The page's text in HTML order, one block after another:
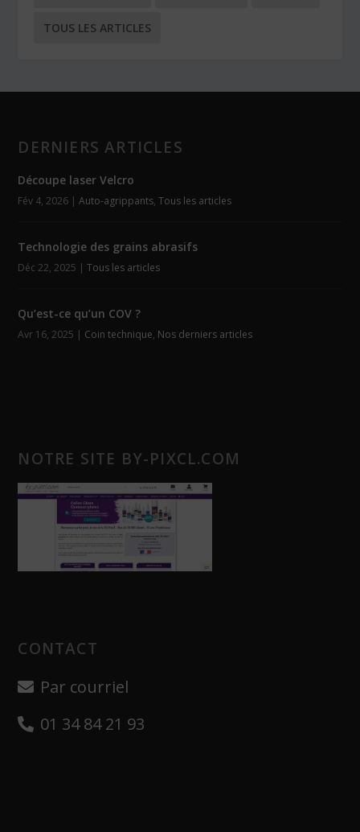
TOUS LES ARTICLES
DERNIERS ARTICLES
Découpe laser Velcro
Fév 4, 2026 |Auto-agrippants,Tous les articles
Technologie des grains abrasifs
Déc 22, 2025 |Tous les articles
Qu’est-ce qu’un COV ?
Avr 16, 2025 | Coin technique, Nos derniers articles
NOTRE SITE BY-PIXCL.COM
CONTACT
Par courriel
01 34 84 21 93